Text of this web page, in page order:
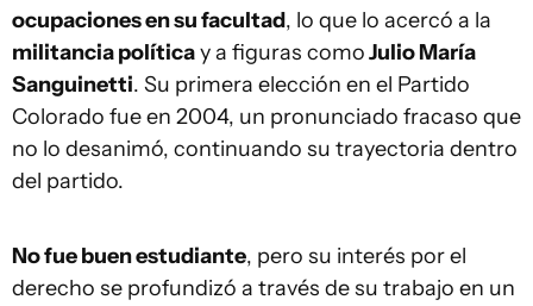
ocupaciones en su facultad, lo que lo acercó a la
militancia políticay a figuras comoJulio María
Sanguinetti. Su primera elección en el Partido
Colorado fue en 2004, un pronunciado fracaso que
no lo desanimó, continuando su trayectoria dentro
del partido.
No fue buen estudiante, pero su interés por el
derecho se profundizó a través de su trabajo en un